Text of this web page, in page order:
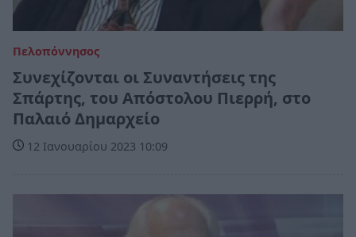
Πελοπόννησος
Συνεχίζονται οι Συναντήσεις της
Σπάρτης, του Απόστολου Πιερρή, στο
Παλαιό Δημαρχείο
12 Ιανουαρίου 2023 10:09